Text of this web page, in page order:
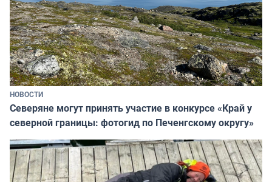
НОВОСТИ
Северяне могут принять участие в конкурсе «Край у
северной границы: фотогид по Печенгскому округу»